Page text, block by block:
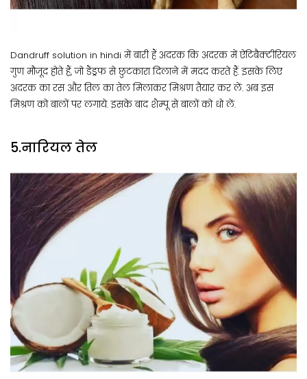
Dandruff solution in hindi में बारी हैं अदरक कि अदरक में ऐंटिबैक्टीरियल
गुण मौजूद होते हैं, जो डैंड्रफ से छुटकारा दिलाने में मदद करते हैं. इसके लिए
अदरक का रस और तिल का तेल मिलाकर मिश्रण तैयार कर लें. अब इस
मिश्रण को बालों पर लगाये. इसके बाद शैम्पू से बालों को धो लें.
5.नारियल तेल